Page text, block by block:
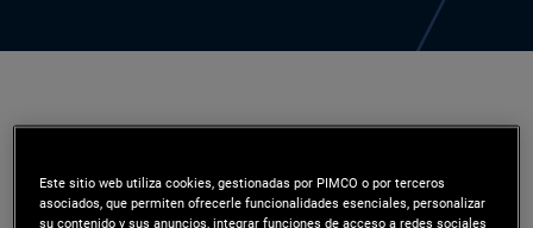
manager in the London office, focusing on
Este sitio web utiliza cookies, gestionadas por PIMCO o por terceros
asociados, que permiten ofrecerle funcionalidades esenciales, personalizar
su contenido y sus anuncios, integrar funciones de acceso a redes sociales